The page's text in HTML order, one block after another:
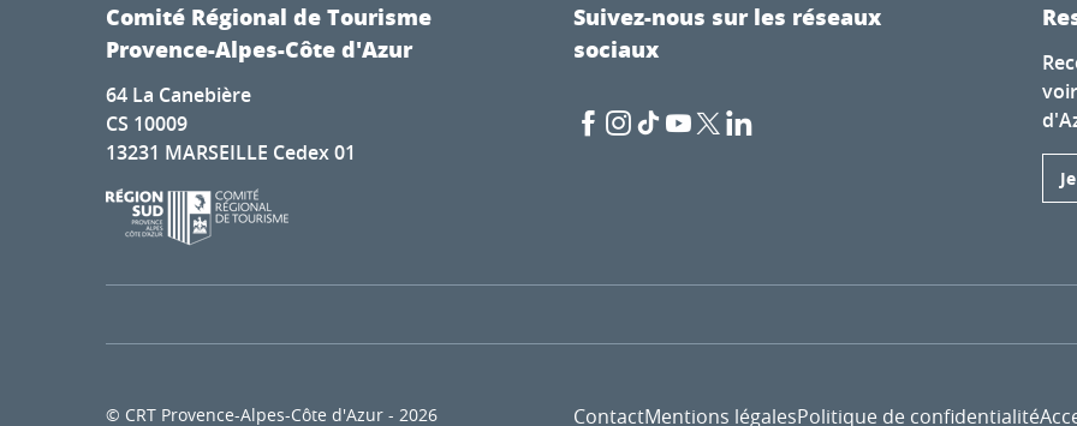
Comité Régional de Tourisme
Provence-Alpes-Côte d'Azur
64 La Canebière
CS 10009
13231 MARSEILLE Cedex 01
Suivez-nous sur les réseaux
sociaux
© CRT Provence-Alpes-Côte d'Azur - 2026 ContactMentions légalesPolitique de confidentialité